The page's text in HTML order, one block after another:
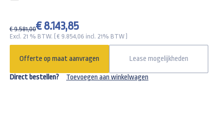
€ 9.581,00€ 8.143,85
Excl. 21 % BTW. ( € 9.854,06 incl. 21% BTW )
Offerte op maat aanvragen Lease mogelijkheden
Direct bestellen? Toevoegen aan winkelwagen